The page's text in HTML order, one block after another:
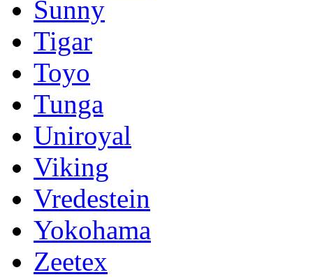
Sunny
Tigar
Toyo
Tunga
Uniroyal
Viking
Vredestein
Yokohama
Zeetex